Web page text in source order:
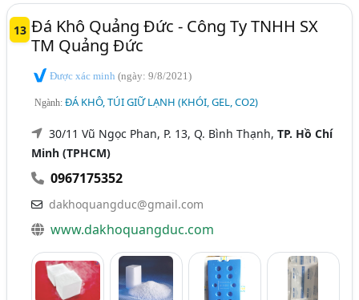
13 Đá Khô Quảng Đức - Công Ty TNHH SX
TM Quảng Đức
Được xác minh(ngày: 9/8/2021)
Ngành:ĐÁ KHÔ, TÚI GIỮ LẠNH (KHÓI, GEL, CO2)
30/11 Vũ Ngọc Phan, P. 13, Q. Bình Thạnh,TP. Hồ Chí
Minh (TPHCM)
0967175352
dakhoquangduc@gmail.com
www.dakhoquangduc.com